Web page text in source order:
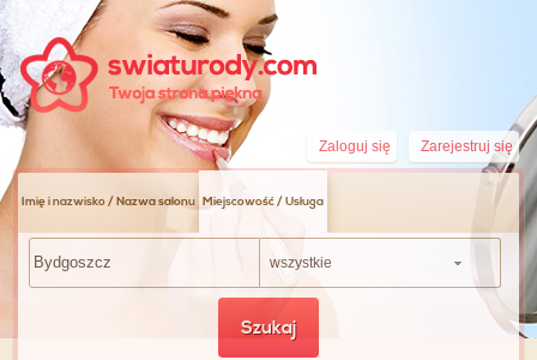
Zarejestruj się
Zaloguj się
Imię i nazwisko / Nazwa salonu Miejscowość / Usługa
wszystkie
Szukaj